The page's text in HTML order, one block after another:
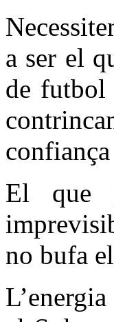
a ser el
de futbol
El que
no bufa